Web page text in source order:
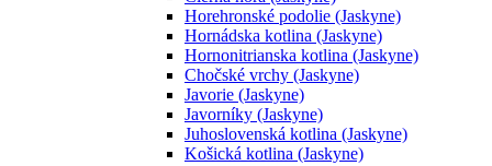
Horehronské podolie (Jaskyne)
Hornádska kotlina (Jaskyne)
Hornonitrianska kotlina (Jaskyne)
Chočské vrchy (Jaskyne)
Javorie (Jaskyne)
Javorníky (Jaskyne)
Juhoslovenská kotlina (Jaskyne)
Košická kotlina (Jaskyne)